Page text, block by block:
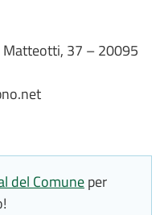
Matteotti, 37 – 20095
del Comuneper